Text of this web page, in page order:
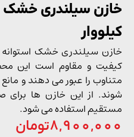
و مقاوم است این
را عبور می ‌دهند و مانع
از این خازن ها برای صاف
استفاده می ‌شود.
تومان